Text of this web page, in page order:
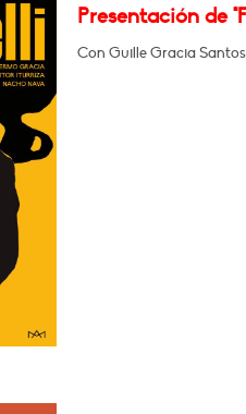
Presentación de
Con Guille Gracia